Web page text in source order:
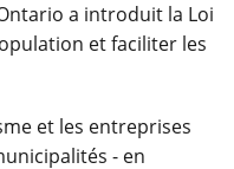
a introduit la Loi
et faciliter les
et les entreprises
- en